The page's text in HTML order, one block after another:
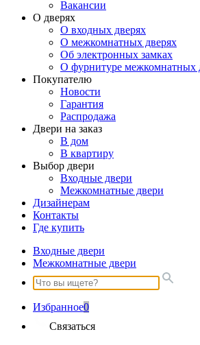
Вакансии
О дверях
О входных дверях
О межкомнатных дверях
Об электронных замках
О фурнитуре межкомнатных
Покупателю
Новости
Гарантия
Распродажа
Двери на заказ
В дом
В квартиру
Выбор двери
Входные двери
Межкомнатные двери
Дизайнерам
Контакты
Где купить
Входные двери
Межкомнатные двери
Избранное0
Связаться